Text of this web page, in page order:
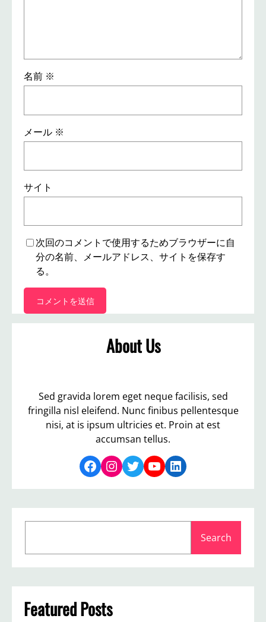
名前 ※
メール ※
サイト
次回のコメントで使用するためブラウザーに自
分の名前、メールアドレス、サイトを保存す
る。
About Us
Sed gravida lorem eget neque facilisis, sed
fringilla nisl eleifend. Nunc finibus pellentesque
nisi, at is ipsum ultricies et. Proin at est
accumsan tellus.
Facebook Instagram Twitter YouTube LinkedIn
a
r
c
h
Search
Featured Posts